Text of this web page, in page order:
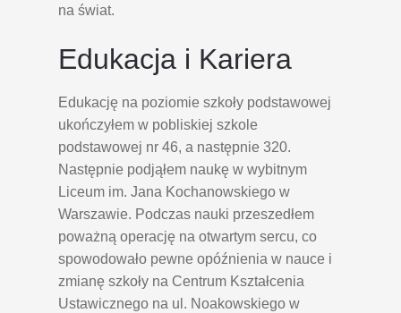
na świat.
Edukacja i Kariera
Edukację na poziomie szkoły podstawowej
ukończyłem w pobliskiej szkole
podstawowej nr 46, a następnie 320.
Następnie podjąłem naukę w wybitnym
Liceum im. Jana Kochanowskiego w
Warszawie. Podczas nauki przeszedłem
poważną operację na otwartym sercu, co
spowodowało pewne opóźnienia w nauce i
zmianę szkoły na Centrum Kształcenia
Ustawicznego na ul. Noakowskiego w